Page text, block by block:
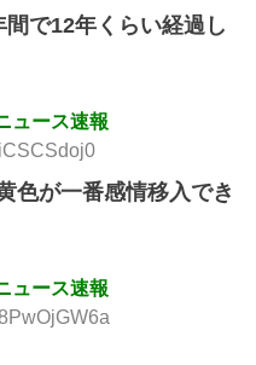
で12年くらい経過し
ュース速報
色が一番感情移入でき
ュース速報